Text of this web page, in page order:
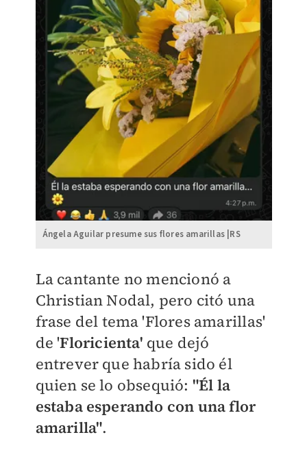
Ángela Aguilar presume sus flores amarillas |RS
La cantante no mencionó a
Christian Nodal, pero citó una
frase del tema 'Flores amarillas'
de 'Floricienta' que dejó
entrever que habría sido él
quien se lo obsequió: "Él la
estaba esperando con una flor
amarilla".